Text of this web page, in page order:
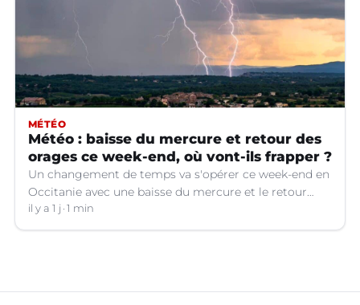
MÉTÉO
Météo : baisse du mercure et retour des
orages ce week-end, où vont-ils frapper ?
Un changement de temps va s'opérer ce week-end en
Occitanie avec une baisse du mercure et le retour
d'orages dans certains départements.
il y a 1 j 1 min